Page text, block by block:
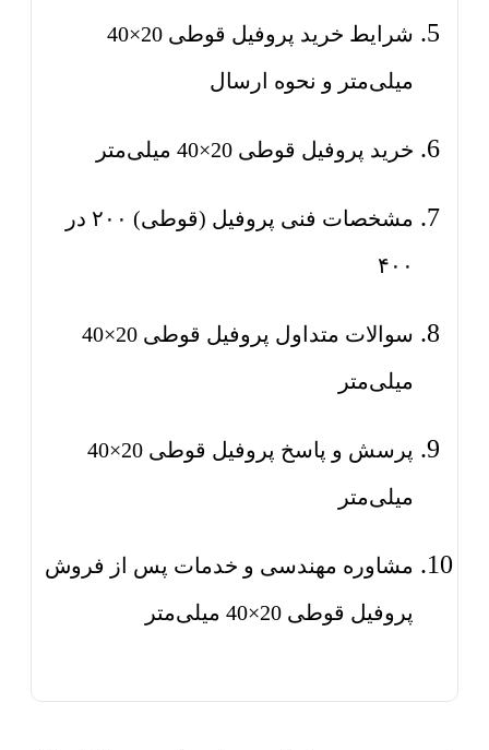
شرایط خرید پروفیل قوطی 20×40
میلی‌متر و نحوه ارسال
خرید پروفیل قوطی 20×40 میلی‌متر
مشخصات فنی پروفیل (قوطی) ۲۰۰ در
۴۰۰
سوالات متداول پروفیل قوطی 20×40
میلی‌متر
پرسش و پاسخ پروفیل قوطی 20×40
میلی‌متر
مشاوره مهندسی و خدمات پس از فروش
پروفیل قوطی 20×40 میلی‌متر